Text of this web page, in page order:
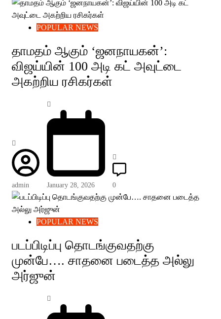
POPULAR NEWS
தாமதம் ஆகும் ‘ஜனநாயகன்’:
விஜய்யின் 100 அடி கட் அவுட்டை
அகற்றிய ரசிகர்கள்
admin January 28, 2026 0
POPULAR NEWS
படப்பிடிப்பு தொடங்குவதற்கு
முன்பே…. சாதனை படைத்த அல்லு
அர்ஜுன்